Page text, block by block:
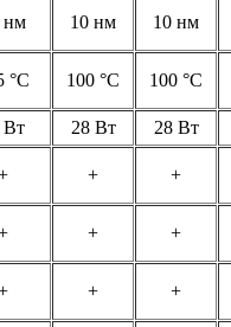
нм 10 нм 10 нм
°C 100 °C 100 °C
Вт 28 Вт
28 Вт
+ +
+ +
+ +